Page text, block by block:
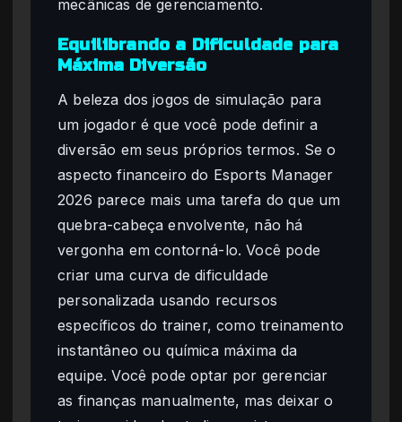
mecânicas de gerenciamento.
Equilibrando a Dificuldade para
Máxima Diversão
A beleza dos jogos de simulação para
um jogador é que você pode definir a
diversão em seus próprios termos. Se o
aspecto financeiro do Esports Manager
2026 parece mais uma tarefa do que um
quebra-cabeça envolvente, não há
vergonha em contorná-lo. Você pode
criar uma curva de dificuldade
personalizada usando recursos
específicos do trainer, como treinamento
instantâneo ou química máxima da
equipe. Você pode optar por gerenciar
as finanças manualmente, mas deixar o